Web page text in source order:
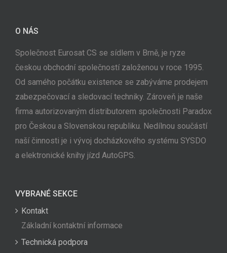
O NÁS
Společnost Eurosat CS se sídlem v Brně, je ryze
českou obchodní společností založenou v roce 1995.
Od samého počátku existence se zabýváme prodejem
zabezpečovací a sledovací techniky. Zároveň je naše
firma autorizovaným distributorem společnosti Paradox
pro Českou a Slovenskou republiku. Nedílnou součástí
naší činnosti je i vývoj docházkového systému SYSDO
a elektronické knihy jízd AutoGPS.
VYBRANÉ SEKCE
Kontakt
Základní kontaktní informace
Technická podpora